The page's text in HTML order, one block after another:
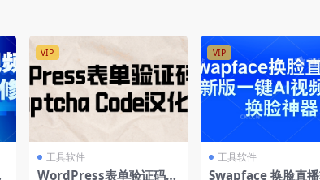
VIP
工具软件
WordPress表单验证码插
VIP
工具软件
Swapface 换脸直